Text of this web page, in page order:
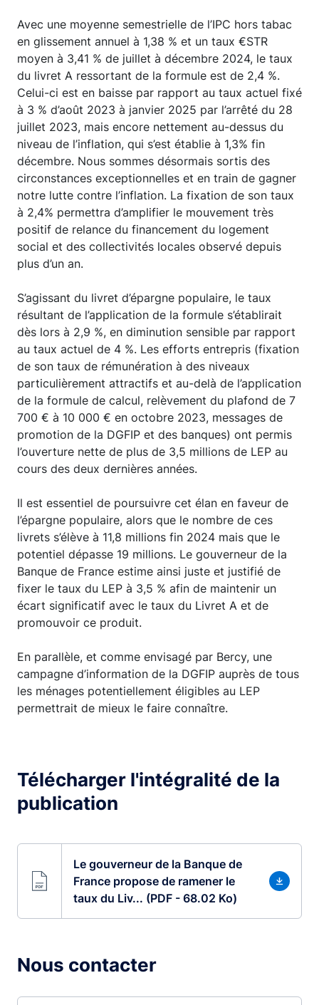
Avec une moyenne semestrielle de l’IPC hors tabac
en glissement annuel à 1,38 % et un taux €STR
moyen à 3,41 % de juillet à décembre 2024, le taux
du livret A ressortant de la formule est de 2,4 %.
Celui-ci est en baisse par rapport au taux actuel fixé
à 3 % d’août 2023 à janvier 2025 par l’arrêté du 28
juillet 2023, mais encore nettement au-dessus du
niveau de l’inflation, qui s’est établie à 1,3% fin
décembre. Nous sommes désormais sortis des
circonstances exceptionnelles et en train de gagner
notre lutte contre l’inflation. La fixation de son taux
à 2,4% permettra d’amplifier le mouvement très
positif de relance du financement du logement
social et des collectivités locales observé depuis
plus d’un an.
S’agissant du livret d’épargne populaire, le taux
résultant de l’application de la formule s’établirait
dès lors à 2,9 %, en diminution sensible par rapport
au taux actuel de 4 %. Les efforts entrepris (fixation
de son taux de rémunération à des niveaux
particulièrement attractifs et au-delà de l’application
de la formule de calcul, relèvement du plafond de 7
700 € à 10 000 € en octobre 2023, messages de
promotion de la DGFIP et des banques) ont permis
l’ouverture nette de plus de 3,5 millions de LEP au
cours des deux dernières années.
Il est essentiel de poursuivre cet élan en faveur de
l’épargne populaire, alors que le nombre de ces
livrets s’élève à 11,8 millions fin 2024 mais que le
potentiel dépasse 19 millions. Le gouverneur de la
Banque de France estime ainsi juste et justifié de
fixer le taux du LEP à 3,5 % afin de maintenir un
écart significatif avec le taux du Livret A et de
promouvoir ce produit.
En parallèle, et comme envisagé par Bercy, une
campagne d’information de la DGFIP auprès de tous
les ménages potentiellement éligibles au LEP
permettrait de mieux le faire connaître.
Télécharger l'intégralité de la
publication
Le gouverneur de la Banque de
France propose de ramener le
taux du Liv... (PDF - 68.02 Ko)
Nous contacter